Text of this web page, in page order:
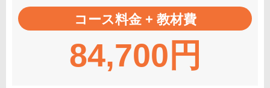
コース料金 + 教材費
84,700円